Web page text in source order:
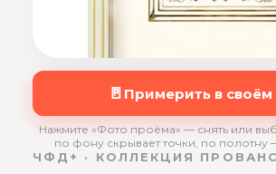
🚪 Примерить в
Нажмите «Фото проёма» — снять или
по фону скрывает точки, по полотну
ЧФД+ · КОЛЛЕКЦИЯ ПРОВАНС